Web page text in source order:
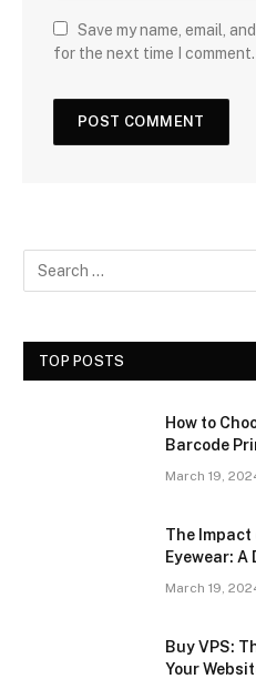
Save my name, email,
for the next time I comment.
TOP POSTS
How to
Barcode
March 19,
The
Eyewear:
March 19,
Buy VPS:
Your